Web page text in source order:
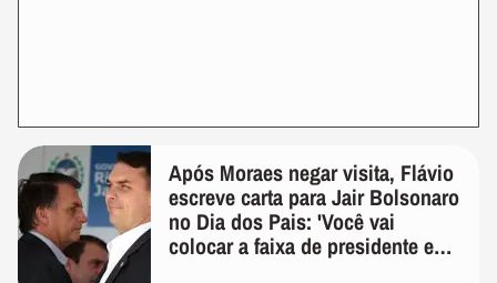
Após Moraes negar visita, Flávio
escreve carta para Jair Bolsonaro
no Dia dos Pais: 'Você vai
colocar a faixa de presidente em